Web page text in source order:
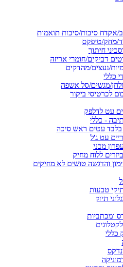
אקדח סיכות/סיכות תואמות
מחק/טיפקס
חיתוך
דביקים/חומרי אריזה
נעצים/מהדקים
כללי
מגשים/סל אשפה
לכרטיסי ביקור
עט לדלפק
- כללי
עטים ראש סיכה
עט ג'ל
מכני
ללוח מחיק
והדגשה טושים לא מחיקים
טבעות
תיוק
ומכתביות
כללי